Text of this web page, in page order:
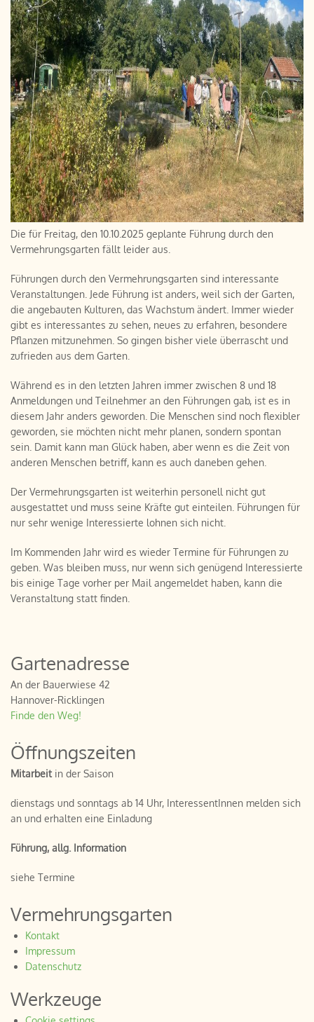
Die für Freitag, den 10.10.2025 geplante Führung durch den
Vermehrungsgarten fällt leider aus.
Führungen durch den Vermehrungsgarten sind interessante
Veranstaltungen. Jede Führung ist anders, weil sich der Garten,
die angebauten Kulturen, das Wachstum ändert. Immer wieder
gibt es interessantes zu sehen, neues zu erfahren, besondere
Pflanzen mitzunehmen. So gingen bisher viele überrascht und
zufrieden aus dem Garten.
Während es in den letzten Jahren immer zwischen 8 und 18
Anmeldungen und Teilnehmer an den Führungen gab, ist es in
diesem Jahr anders geworden. Die Menschen sind noch flexibler
geworden, sie möchten nicht mehr planen, sondern spontan
sein. Damit kann man Glück haben, aber wenn es die Zeit von
anderen Menschen betriff, kann es auch daneben gehen.
Der Vermehrungsgarten ist weiterhin personell nicht gut
ausgestattet und muss seine Kräfte gut einteilen. Führungen für
nur sehr wenige Interessierte lohnen sich nicht.
Im Kommenden Jahr wird es wieder Termine für Führungen zu
geben. Was bleiben muss, nur wenn sich genügend Interessierte
bis einige Tage vorher per Mail angemeldet haben, kann die
Veranstaltung statt finden.
Gartenadresse
An der Bauerwiese 42
Hannover-Ricklingen
Finde den Weg!
Öffnungszeiten
Mitarbeit in der Saison
dienstags und sonntags ab 14 Uhr, InteressentInnen melden sich
an und erhalten eine Einladung
Führung, allg. Information
siehe Termine
Vermehrungsgarten
Kontakt
Impressum
Datenschutz
Werkzeuge